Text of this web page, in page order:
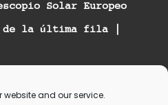
website and our service.
Solar Europeo
de la última fila |
Awards